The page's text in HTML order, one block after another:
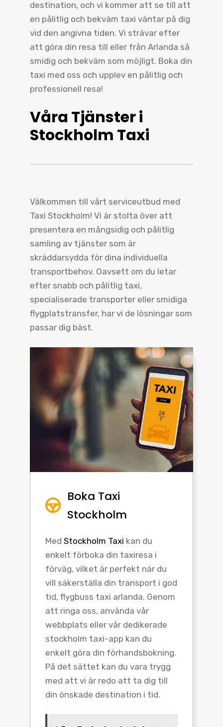
destination, och vi kommer att se till att
en pålitlig och bekväm taxi väntar på dig
vid den angivna tiden. Vi strävar efter
att göra din resa till eller från Arlanda så
smidig och bekväm som möjligt. Boka din
taxi med oss och upplev en pålitlig och
professionell resa!
Våra Tjänster i
Stockholm Taxi
Välkommen till vårt serviceutbud med
Taxi Stockholm! Vi är stolta över att
presentera en mångsidig och pålitlig
samling av tjänster som är
skräddarsydda för dina individuella
transportbehov. Oavsett om du letar
efter snabb och pålitlig taxi,
specialiserade transporter eller smidiga
flygplatstransfer, har vi de lösningar som
passar dig bäst.
Boka Taxi
Stockholm
Med Stockholm Taxi kan du
enkelt förboka din taxiresa i
förväg, vilket är perfekt när du
vill säkerställa din transport i god
tid, flygbuss taxi arlanda. Genom
att ringa oss, använda vår
webbplats eller vår dedikerade
stockholm taxi-app kan du
enkelt göra din förhandsbokning.
På det sättet kan du vara trygg
med att vi är redo att ta dig till
din önskade destination i tid.